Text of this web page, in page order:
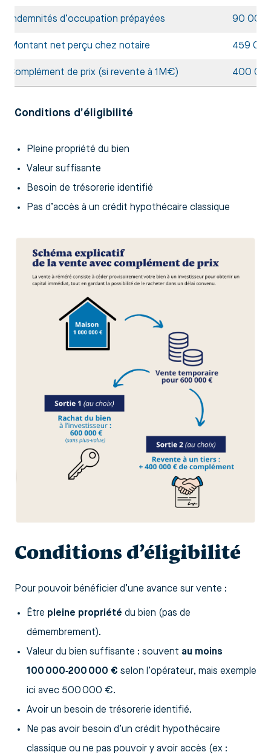
Indemnités d’occupation prépayées 90 000
Montant net perçu chez notaire 459
Complément de prix (si revente à 1M€) 400
Conditions d’éligibilité
Pleine propriété du bien
Valeur suffisante
Besoin de trésorerie identifié
Pas d’accès à un crédit hypothécaire classique
Conditions d’éligibilité
Pour pouvoir bénéficier d’une avance sur vente :
Être pleine propriété du bien (pas de
démembrement).
Valeur du bien suffisante : souvent au moins
100 000‑200 000 € selon l’opérateur, mais exemple
ici avec 500 000 €.
Avoir un besoin de trésorerie identifié.
Ne pas avoir besoin d’un crédit hypothécaire
classique ou ne pas pouvoir y avoir accès (ex :